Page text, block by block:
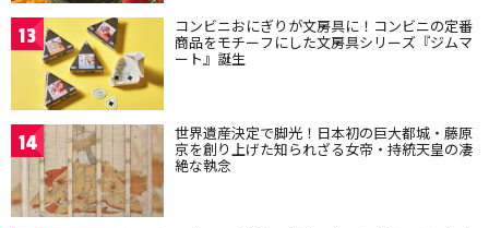
13 コンビニおにぎりが文房具に！コンビニの定番
商品をモチーフにした文房具シリーズ『ジムマ
ート』誕生
14 世界遺産決定で脚光！日本初の巨大都城・藤原
京を創り上げた知られざる女帝・持統天皇の凄
絶な執念